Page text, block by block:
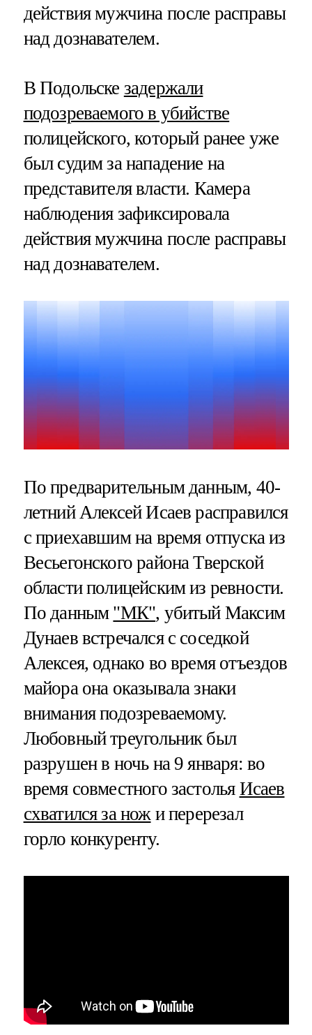
действия мужчина после расправы
над дознавателем.
В Подольске задержали
подозреваемого в убийстве
полицейского, который ранее уже
был судим за нападение на
представителя власти. Камера
наблюдения зафиксировала
действия мужчина после расправы
над дознавателем.
По предварительным данным, 40-
летний Алексей Исаев расправился
с приехавшим на время отпуска из
Весьегонского района Тверской
области полицейским из ревности.
По данным "МК", убитый Максим
Дунаев встречался с соседкой
Алексея, однако во время отъездов
майора она оказывала знаки
внимания подозреваемому.
Любовный треугольник был
разрушен в ночь на 9 января: во
время совместного застолья Исаев
схватился за нож и перерезал
горло конкуренту.